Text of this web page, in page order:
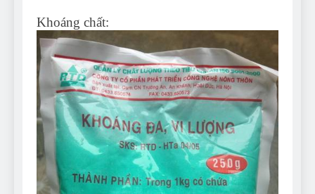
Khoáng chất: